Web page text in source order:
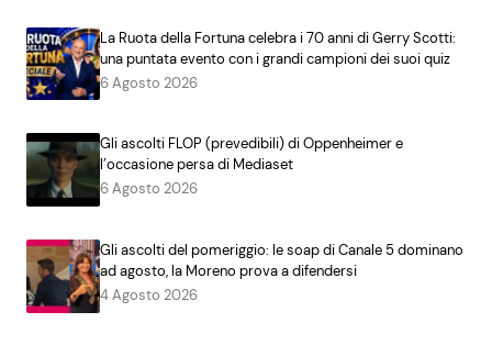
La Ruota della Fortuna celebra i 70 anni di Gerry Scotti:
una puntata evento con i grandi campioni dei suoi quiz
6 Agosto 2026
Gli ascolti FLOP (prevedibili) di Oppenheimer e
l’occasione persa di Mediaset
6 Agosto 2026
Gli ascolti del pomeriggio: le soap di Canale 5 dominano
ad agosto, la Moreno prova a difendersi
4 Agosto 2026